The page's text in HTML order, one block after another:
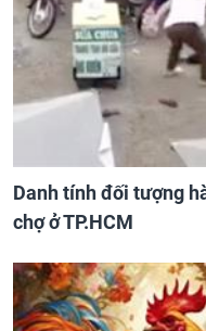
Danh tính đối tượng
chợ ở TP.HCM